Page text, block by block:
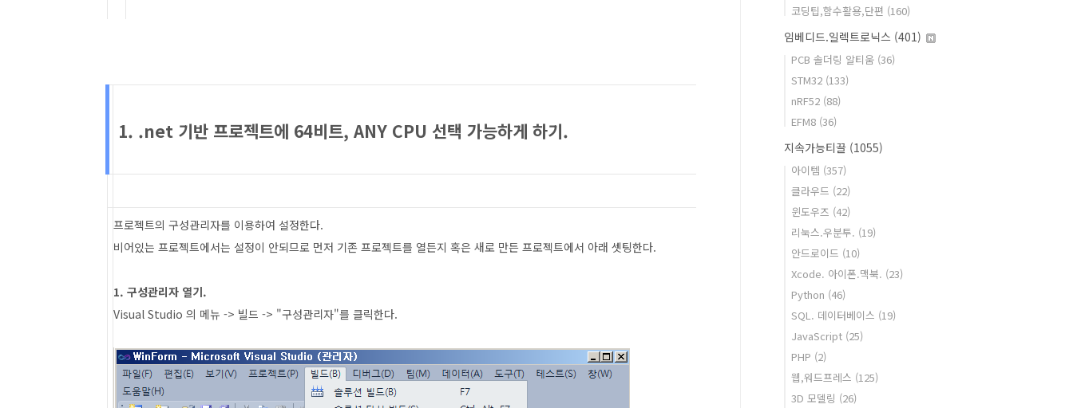
1. .net 기반 프로젝트에 64비트, ANY CPU 선택 가능하게 하기.
프로젝트의 구성관리자를 이용하여 설정한다.
비어있는 프로젝트에서는 설정이 안되므로 먼저 기존 프로젝트를 열든지 혹은 새로 만든 프로젝트에서 아래 셋팅한다.
1. 구성관리자 열기.
Visual Studio 의 메뉴 -> 빌드 -> "구성관리자"를 클릭한다.
코딩팁,함수활용,단편 (160)
임베디드.일렉트로닉스 (401)
PCB 솔더링 알티움 (36)
STM32 (133)
nRF52 (88)
EFM8 (36)
지속가능티끌 (1055)
아이템 (357)
클라우드 (22)
윈도우즈 (42)
리눅스.우분투. (19)
안드로이드 (10)
Xcode. 아이폰.맥북. (23)
Python (46)
SQL. 데이터베이스 (19)
JavaScript (25)
PHP (2)
웹,워드프레스 (125)
3D 모델링 (26)